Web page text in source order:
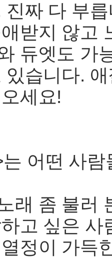
진짜 다 부
받지 않고
듀엣도 가
있습니다.
세요!
어떤 사
래 좀 불러
고 싶은 사
정이 가득